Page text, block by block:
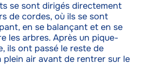
se sont dirigés directement
de cordes, où ils se sont
en se balançant et en se
les arbres. Après un pique-
ils ont passé le reste de
plein air avant de rentrer sur le